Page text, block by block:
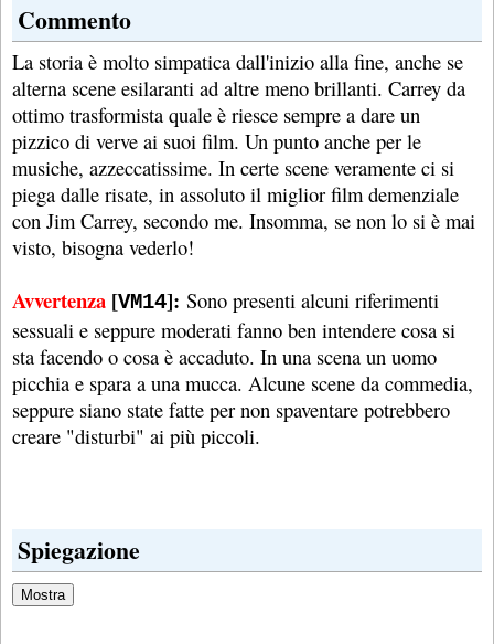
Commento
La storia è molto simpatica dall'inizio alla fine, anche se
alterna scene esilaranti ad altre meno brillanti. Carrey da
ottimo trasformista quale è riesce sempre a dare un
pizzico di verve ai suoi film. Un punto anche per le
musiche, azzeccatissime. In certe scene veramente ci si
piega dalle risate, in assoluto il miglior film demenziale
con Jim Carrey, secondo me. Insomma, se non lo si è mai
visto, bisogna vederlo!
Avvertenza [VM14]: Sono presenti alcuni riferimenti
sessuali e seppure moderati fanno ben intendere cosa si
sta facendo o cosa è accaduto. In una scena un uomo
picchia e spara a una mucca. Alcune scene da commedia,
seppure siano state fatte per non spaventare potrebbero
creare "disturbi" ai più piccoli.
Spiegazione